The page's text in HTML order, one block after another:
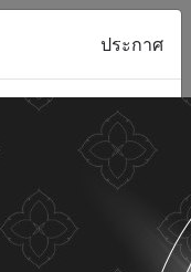
ประกาศ